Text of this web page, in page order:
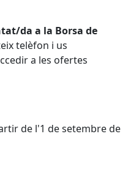
da a la Borsa de
telèfon i us
a les ofertes
de l'1 de setembre de